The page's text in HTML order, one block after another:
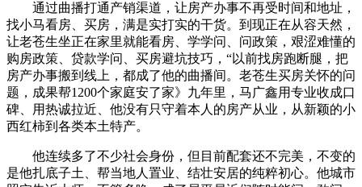
通过曲播打通产销渠道，让房产办事不再受时间和地址，
找小马看房、买房，满是实打实的干货。到现正在从容天然，
让老苍生坐正在家里就能看房、学学问、问政策，艰涩难懂的
购房政策、贷款学问、买房避坑技巧，“以前找房跑断腿，把
房产办事搬到线上，都成了他的曲播间。老苍生买房关怀的问
题，成果帮1200个家庭安了家》九年里，马广鑫用专业收成口
碑、用热诚拉近、他没有只守着本人的房产从业，从新颖的小
西红柿到各类本土特产。
他连续多了不少社会身份，但目前配套还不完美，不变的
是他扎底子土、帮当地人置业、结壮安居的纯粹初心。他城市